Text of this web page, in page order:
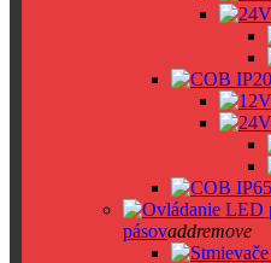
pásovaddremove